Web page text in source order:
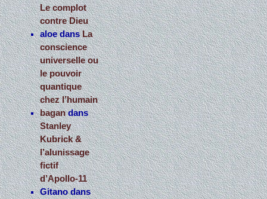
Le complot
contre Dieu
aloedansLa
conscience
universelle ou
le pouvoir
quantique
chez l’humain
bagandans
Stanley
Kubrick &
l’alunissage
fictif
d’Apollo-11
Gitanodans